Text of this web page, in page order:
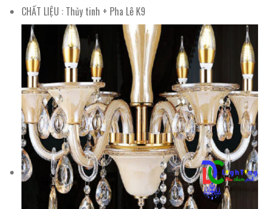
CHẤT LIỆU : Thủy tinh + Pha Lê K9